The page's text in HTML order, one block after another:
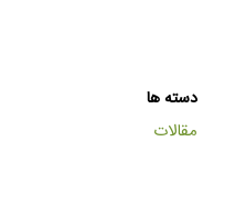
دسته ها
مقالات